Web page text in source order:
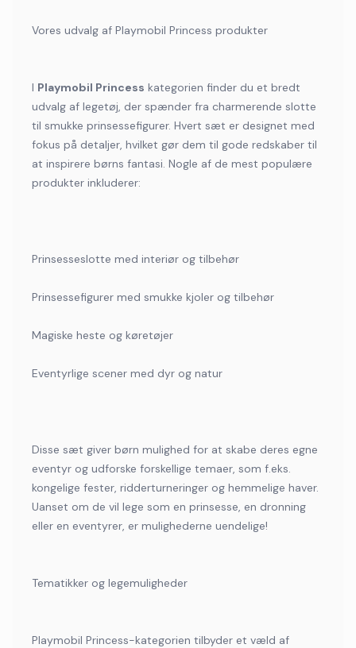
Vores udvalg af Playmobil Princess produkter
I Playmobil Princess kategorien finder du et bredt
udvalg af legetøj, der spænder fra charmerende slotte
til smukke prinsessefigurer. Hvert sæt er designet med
fokus på detaljer, hvilket gør dem til gode redskaber til
at inspirere børns fantasi. Nogle af de mest populære
produkter inkluderer:
Prinsesseslotte med interiør og tilbehør
Prinsessefigurer med smukke kjoler og tilbehør
Magiske heste og køretøjer
Eventyrlige scener med dyr og natur
Disse sæt giver børn mulighed for at skabe deres egne
eventyr og udforske forskellige temaer, som f.eks.
kongelige fester, ridderturneringer og hemmelige haver.
Uanset om de vil lege som en prinsesse, en dronning
eller en eventyrer, er mulighederne uendelige!
Tematikker og legemuligheder
Playmobil Princess-kategorien tilbyder et væld af